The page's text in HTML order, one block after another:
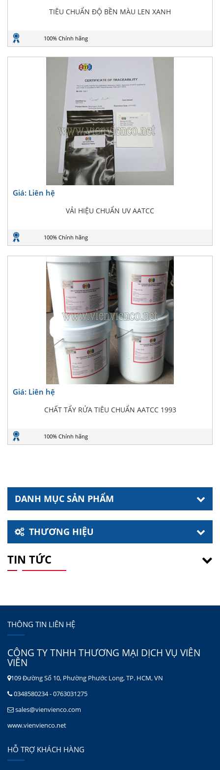
TIÊU CHUẨN ĐỘ BỀN MÀU LEN XANH
100% Chính hãng
Giá: Liên hệ
VẢI HIỆU CHUẨN UV AATCC
100% Chính hãng
Giá: Liên hệ
CHẤT TẨY RỬA TIÊU CHUẨN AATCC 1993
100% Chính hãng
DANH MỤC SẢN PHẨM
THƯƠNG HIỆU
TIN TỨC
THÔNG TIN LIÊN HỆ
CÔNG TY TNHH THƯƠNG MẠI DỊCH VỤ VIÊN
VIÊN
109 Đường Số 10, Phường Phước Long, TP. HCM, VN
0348580234 - 0763031275
sales@vienvienco.com
www.vienvienco.net
HỖ TRỢ KHÁCH HÀNG